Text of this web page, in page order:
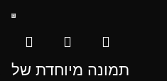
תמונה מיוחדת של